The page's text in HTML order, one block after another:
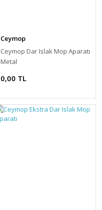
Ceymop
Ceymop Dar Islak Mop Aparatı
Metal
0,00 TL